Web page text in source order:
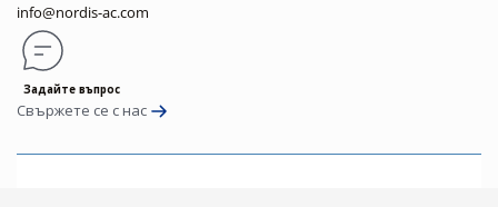
info@nordis-ac.com
Задайте въпрос
Свържете се с нас